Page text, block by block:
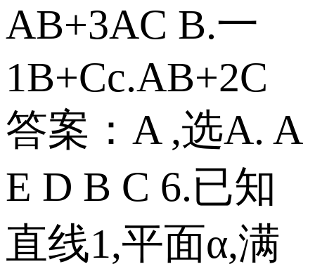
AB+3AC B.一
1B+Cc.AB+2C
答案：A ,选A. A
E D B C 6.已知
直线1,平面α,满